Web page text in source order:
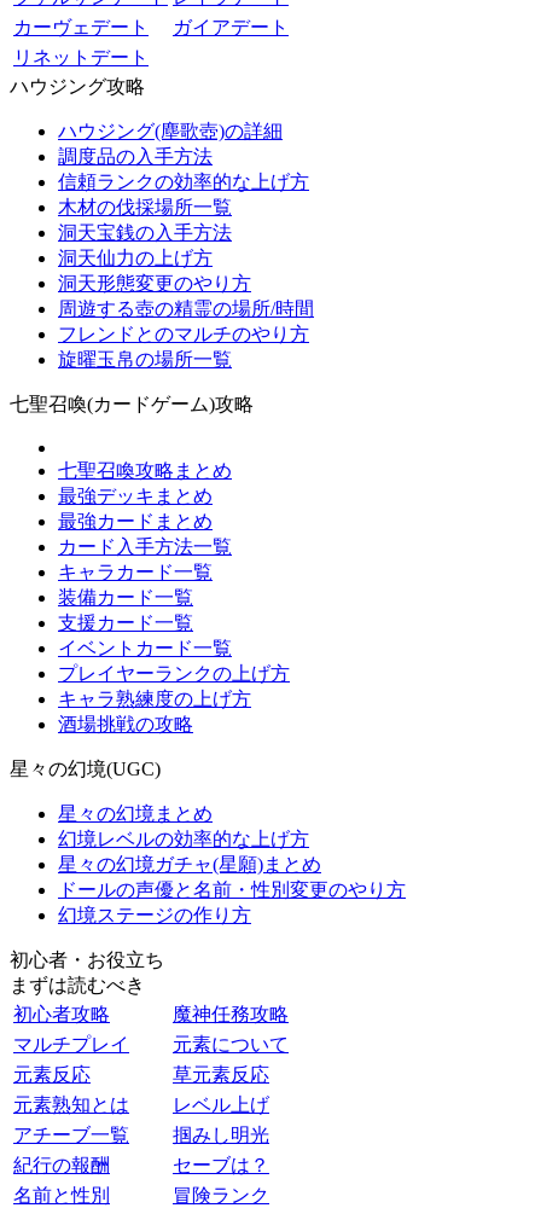
カーヴェデート
ガイアデート
リネットデート
ハウジング攻略
ハウジング(塵歌壺)の詳細
調度品の入手方法
信頼ランクの効率的な上げ方
木材の伐採場所一覧
洞天宝銭の入手方法
洞天仙力の上げ方
洞天形態変更のやり方
周遊する壺の精霊の場所/時間
フレンドとのマルチのやり方
旋曜玉帛の場所一覧
七聖召喚(カードゲーム)攻略
七聖召喚攻略まとめ
最強デッキまとめ
最強カードまとめ
カード入手方法一覧
キャラカード一覧
装備カード一覧
支援カード一覧
イベントカード一覧
プレイヤーランクの上げ方
キャラ熟練度の上げ方
酒場挑戦の攻略
星々の幻境(UGC)
星々の幻境まとめ
幻境レベルの効率的な上げ方
星々の幻境ガチャ(星願)まとめ
ドールの声優と名前・性別変更のやり方
幻境ステージの作り方
初心者・お役立ち
まずは読むべき
初心者攻略
魔神任務攻略
マルチプレイ
元素について
元素反応
草元素反応
元素熟知とは
レベル上げ
アチーブ一覧
掴みし明光
紀行の報酬
セーブは？
名前と性別
冒険ランク